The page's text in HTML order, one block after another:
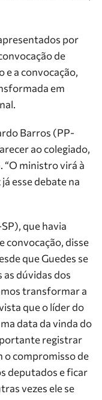
por
de
e a convocação,
em
Barros (PP-
ao colegiado,
“O ministro virá à
esse debate na
que havia
convocação, disse
que Guedes se
dúvidas dos
transformar a
que o líder do
data da vinda do
registrar
o compromisso de
deputados e ficar
vezes ele se